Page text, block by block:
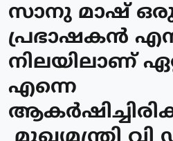
സാനു മാഷ്
പ്രഭാഷകൻ
നിലയിലാണ്
എന്നെ